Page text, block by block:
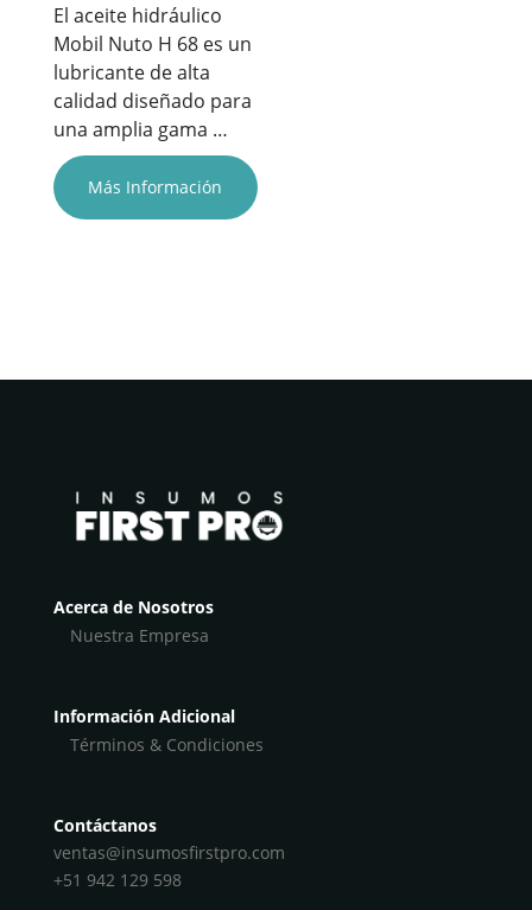
El aceite hidráulico
Mobil Nuto H 68 es un
lubricante de alta
calidad diseñado para
una amplia gama …
Más Información
Acerca de Nosotros
Nuestra Empresa
Información Adicional
Términos & Condiciones
Contáctanos
ventas@insumosfirstpro.com
+51 942 129 598